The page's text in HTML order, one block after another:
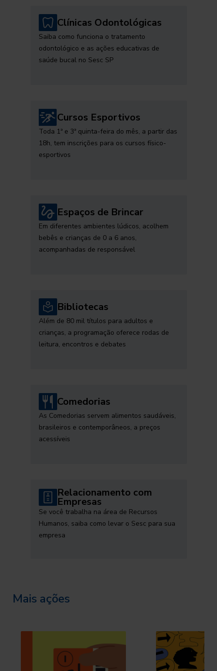
Clínicas Odontológicas
Saiba como funciona o tratamento
odontológico e as ações educativas de
saúde bucal no Sesc SP
Cursos Esportivos
Toda 1ª e 3ª quinta-feira do mês, a partir das
18h, tem inscrições para os cursos físico-
esportivos
Espaços de Brincar
Em diferentes ambientes lúdicos, acolhem
bebês e crianças de 0 a 6 anos,
acompanhadas de responsável
Bibliotecas
Além de 80 mil títulos para adultos e
crianças, a programação oferece rodas de
leitura, encontros e debates
Comedorias
As Comedorias servem alimentos saudáveis,
brasileiros e contemporâneos, a preços
acessíveis
Relacionamento com
Empresas
Se você trabalha na área de Recursos
Humanos, saiba como levar o Sesc para sua
empresa
Mais ações